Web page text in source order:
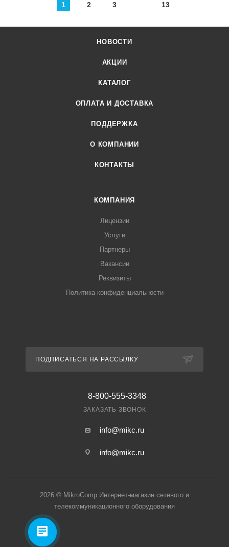
1 2 3 13
НОВОСТИ
АКЦИИ
КАТАЛОГ
ОПЛАТА И ДОСТАВКА
ПОДДЕРЖКА
О КОМПАНИИ
КОНТАКТЫ
КОМПАНИЯ
Лицензии
Услуги
Партнеры
Вакансии
Реквизиты
Политика конфиденциальности
ПОДПИСАТЬСЯ НА РАССЫЛКУ
8-800-555-3348
ЗАКАЗАТЬ ЗВОНОК
info@mikc.ru
info@mikc.ru
2026 © MikroComp Интернет-магазин сетевого и
телекоммуникационного оборудования